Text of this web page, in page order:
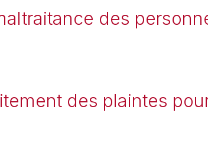
des
des plaintes